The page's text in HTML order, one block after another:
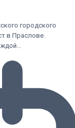
городского
в Праслове.